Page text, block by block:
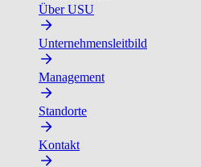
Über USU
Unternehmensleitbild
Management
Standorte
Kontakt